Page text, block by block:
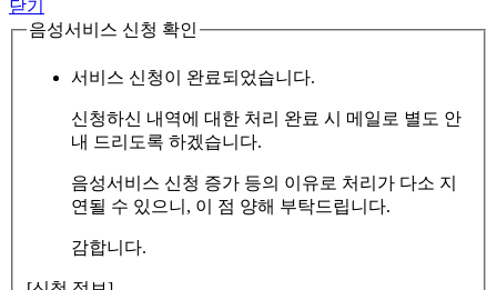
닫기
음성서비스 신청 확인
서비스 신청이 완료되었습니다.
신청하신 내역에 대한 처리 완료 시 메일로 별도 안
내 드리도록 하겠습니다.
음성서비스 신청 증가 등의 이유로 처리가 다소 지
연될 수 있으니, 이 점 양해 부탁드립니다.
감합니다.